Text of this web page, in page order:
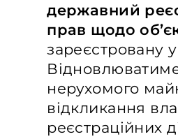
державний
прав щодо
зареєстровану
нерухомого
відкликання
реєстраційних